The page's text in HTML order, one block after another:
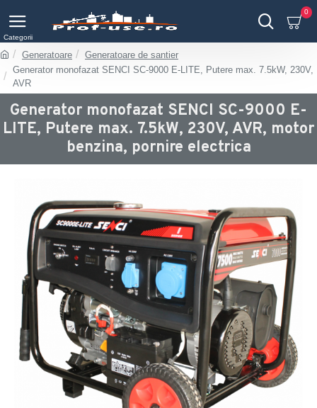
0
Generatoare
Generatoare de santier
Generator monofazat SENCI SC-9000 E-LITE, Putere max. 7.5kW, 230V,
AVR
Generator monofazat SENCI SC-9000 E-
LITE, Putere max. 7.5kW, 230V, AVR, motor
benzina, pornire electrica